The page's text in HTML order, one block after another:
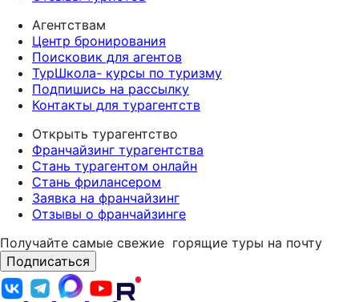
Агентствам
Центр бронирования
Поисковик для агентов
ТурШкола- курсы по туризму
Подпишись на рассылку
Контакты для турагентств
Открыть турагентство
Франчайзинг турагентства
Стань турагентом онлайн
Стань фрилансером
Заявка на франчайзинг
Отзывы о франчайзинге
Получайте самые свежие горящие туры на почту
Подписаться